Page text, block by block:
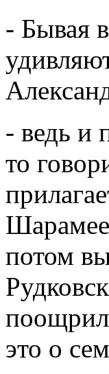
- Бывая
- ведь и
то
потом
поощрил
это о